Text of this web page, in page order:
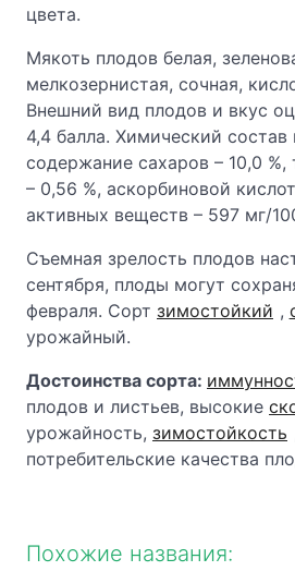
цвета.
Мякоть плодов белая,
мелкозернистая, сочная,
Внешний вид плодов и вкус
4,4 балла. Химический состав
содержание сахаров – 10,0
– 0,56 %, аскорбиновой
активных веществ – 597 мг/
Съемная зрелость плодов
сентября, плоды могут
февраля. Сорт зимостойкий ,
урожайный.
Достоинства сорта:
плодов и листьев, высокие
урожайность, зимостойкость
потребительские качества
Похожие названия: